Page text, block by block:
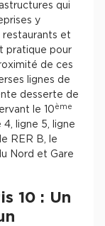
qui
y
et
pratique pour
de ces
lignes de
desserte de
le 10 ème
ligne 5, ligne
RER B, le
Nord et Gare
10 : Un